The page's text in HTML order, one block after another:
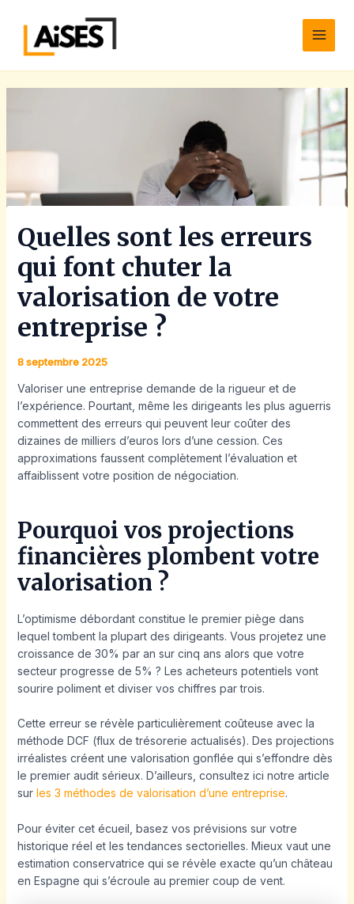
contenu
Main
Quelles sont les erreurs
qui font chuter la
valorisation de votre
entreprise ?
8 septembre 2025
Valoriser une entreprise demande de la rigueur et de
l’expérience. Pourtant, même les dirigeants les plus aguerris
commettent des erreurs qui peuvent leur coûter des
dizaines de milliers d’euros lors d’une cession. Ces
approximations faussent complètement l’évaluation et
affaiblissent votre position de négociation.
Pourquoi vos projections
financières plombent votre
valorisation ?
L’optimisme débordant constitue le premier piège dans
lequel tombent la plupart des dirigeants. Vous projetez une
croissance de 30% par an sur cinq ans alors que votre
secteur progresse de 5% ? Les acheteurs potentiels vont
sourire poliment et diviser vos chiffres par trois.
Cette erreur se révèle particulièrement coûteuse avec la
méthode DCF (flux de trésorerie actualisés). Des projections
irréalistes créent une valorisation gonflée qui s’effondre dès
le premier audit sérieux. D’ailleurs, consultez ici notre article
surles 3 méthodes de valorisation d’une entreprise.
Pour éviter cet écueil, basez vos prévisions sur votre
historique réel et les tendances sectorielles. Mieux vaut une
estimation conservatrice qui se révèle exacte qu’un château
en Espagne qui s’écroule au premier coup de vent.